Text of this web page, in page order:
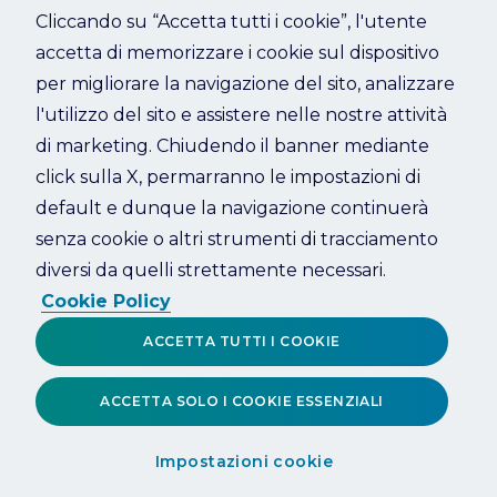
Refresh
Cliccando su “Accetta tutti i cookie”, l'utente
accetta di memorizzare i cookie sul dispositivo
per migliorare la navigazione del sito, analizzare
l'utilizzo del sito e assistere nelle nostre attività
di marketing. Chiudendo il banner mediante
click sulla X, permarranno le impostazioni di
default e dunque la navigazione continuerà
senza cookie o altri strumenti di tracciamento
diversi da quelli strettamente necessari.
Cookie Policy
Impostazioni cookie
ACCETTA SOLO I COOKIE ESSENZIALI
ACCETTA TUTTI I COOKIE